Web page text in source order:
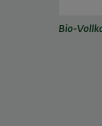
Bio-